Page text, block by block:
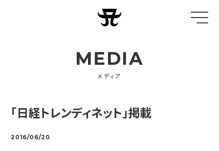
MEDIA
メディア
「日経トレンディネット」掲載
2016/06/20